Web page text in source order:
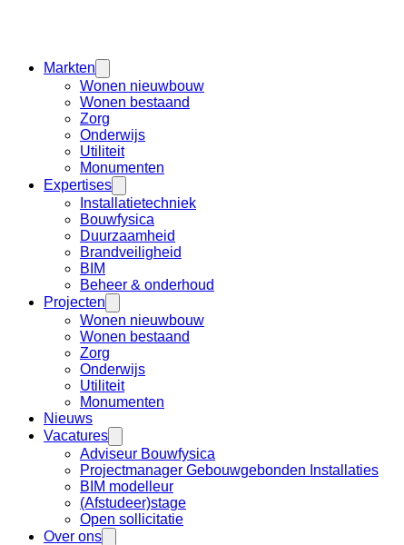
Markten
Wonen nieuwbouw
Wonen bestaand
Zorg
Onderwijs
Utiliteit
Monumenten
Expertises
Installatietechniek
Bouwfysica
Duurzaamheid
Brandveiligheid
BIM
Beheer & onderhoud
Projecten
Wonen nieuwbouw
Wonen bestaand
Zorg
Onderwijs
Utiliteit
Monumenten
Nieuws
Vacatures
Adviseur Bouwfysica
Projectmanager Gebouwgebonden Installaties
BIM modelleur
(Afstudeer)stage
Open sollicitatie
Over ons